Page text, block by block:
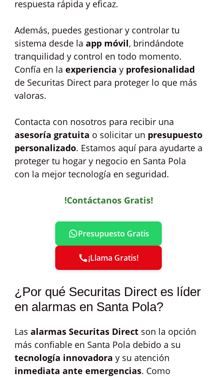
respuesta rápida y eficaz.
Además, puedes gestionar y controlar tu
sistema desde la app móvil, brindándote
tranquilidad y control en todo momento.
Confía en la experiencia y profesionalidad
de Securitas Direct para proteger lo que más
valoras.
Contacta con nosotros para recibir una
asesoría gratuita o solicitar un presupuesto
personalizado. Estamos aquí para ayudarte a
proteger tu hogar y negocio en Santa Pola
con la mejor tecnología en seguridad.
!Contáctanos Gratis!
Presupuesto Gratis
¡Llama Gratis!
¿Por qué Securitas Direct es líder
en alarmas en Santa Pola?
Las alarmas Securitas Direct son la opción
más confiable en Santa Pola debido a su
tecnología innovadora y su atención
inmediata ante emergencias. Como